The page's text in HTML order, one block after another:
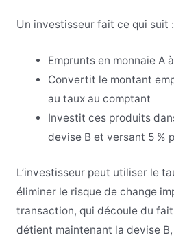
Un investisseur fait ce qui suit :
Emprunts en monnaie A
Convertit le montant
au taux au comptant
Investit ces produits
devise B et versant 5 %
L’investisseur peut utiliser le
éliminer le risque de change
transaction, qui découle du fait
détient maintenant la devise